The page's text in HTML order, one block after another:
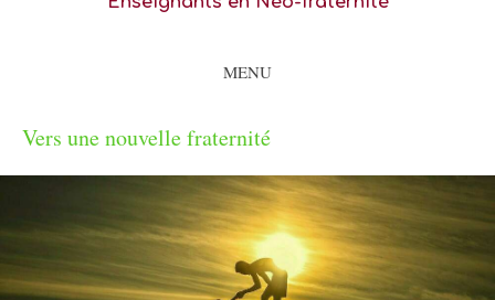
MENU
Vers une nouvelle fraternité